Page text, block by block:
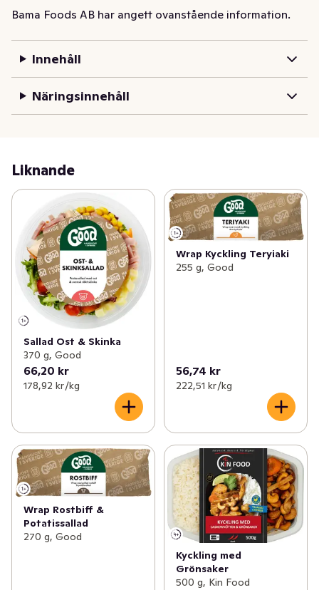
Bama Foods AB har angett ovanstående information.
Innehåll
Näringsinnehåll
Liknande
Sallad Ost & Skinka
370 g, Good
66,20 kr
178,92 kr /kg
Wrap Kyckling Teryiaki
255 g, Good
56,74 kr
222,51 kr /kg
Wrap Rostbiff &
Potatissallad
270 g, Good
Kyckling med
Grönsaker
500 g, Kin Food